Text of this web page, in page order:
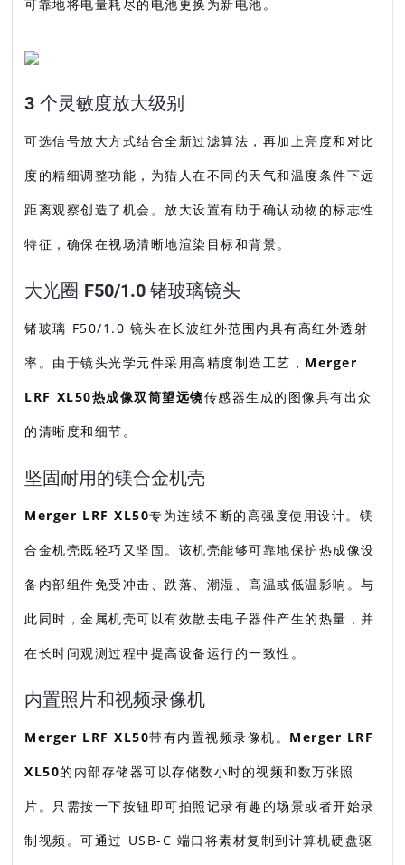
可靠地将电量耗尽的电池更换为新电池。
3 个灵敏度放大级别
可选信号放大方式结合全新过滤算法，再加上亮度和对比
度的精细调整功能，为猎人在不同的天气和温度条件下远
距离观察创造了机会。放大设置有助于确认动物的标志性
特征，确保在视场清晰地渲染目标和背景。
大光圈 F50/1.0 锗玻璃镜头
锗玻璃 F50/1.0 镜头在长波红外范围内具有高红外透射
率。由于镜头光学元件采用高精度制造工艺， Merger
LRF XL50热成像双筒望远镜传感器生成的图像具有出众
的清晰度和细节。
坚固耐用的镁合金机壳
Merger LRF XL50专为连续不断的高强度使用设计。镁
合金机壳既轻巧又坚固。该机壳能够可靠地保护热成像设
备内部组件免受冲击、跌落、潮湿、高温或低温影响。与
此同时，金属机壳可以有效散去电子器件产生的热量，并
在长时间观测过程中提高设备运行的一致性。
内置照片和视频录像机
Merger LRF XL50带有内置视频录像机。 Merger LRF
XL50的内部存储器可以存储数小时的视频和数万张照
片。只需按一下按钮即可拍照记录有趣的场景或者开始录
制视频。可通过 USB-C 端口将素材复制到计算机硬盘驱